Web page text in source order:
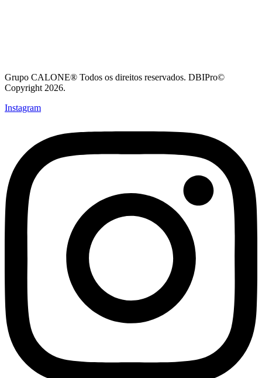
Grupo CALONE® Todos os direitos reservados. DBIPro©
Copyright 2026.
Instagram